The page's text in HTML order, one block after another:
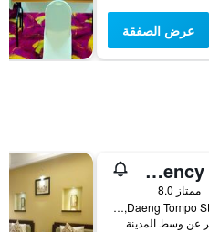
عرض الصفقة
M - Regency Hotel
ممتاز 8.0
Daeng Tompo Street No 8, ماكاسار, إندونيسيا